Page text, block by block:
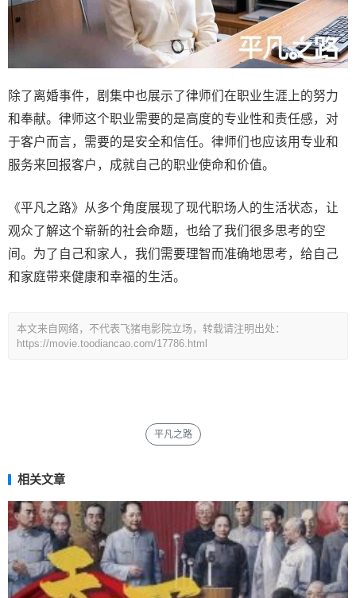
除了离婚事件，剧集中也展示了律师们在职业生涯上的努力
和奉献。律师这个职业需要的是高度的专业性和责任感，对
于客户而言，需要的是安全和信任。律师们也应该用专业和
服务来回报客户，成就自己的职业使命和价值。
《平凡之路》从多个角度展现了现代职场人的生活状态，让
观众了解这个崭新的社会命题，也给了我们很多思考的空
间。为了自己和家人，我们需要理智而准确地思考，给自己
和家庭带来健康和幸福的生活。
本文来自网络，不代表飞猪电影院立场，转载请注明出处：
https://movie.toodiancao.com/17786.html
平凡之路
相关文章